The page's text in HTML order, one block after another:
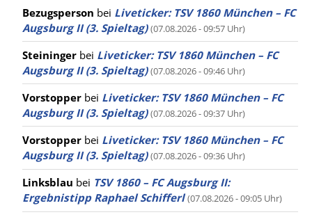
Bezugsperson bei Liveticker: TSV 1860 München – FC
Augsburg II (3. Spieltag) (07.08.2026 - 09:57 Uhr)
Steininger bei Liveticker: TSV 1860 München – FC
Augsburg II (3. Spieltag) (07.08.2026 - 09:46 Uhr)
Vorstopper bei Liveticker: TSV 1860 München – FC
Augsburg II (3. Spieltag) (07.08.2026 - 09:37 Uhr)
Vorstopper bei Liveticker: TSV 1860 München – FC
Augsburg II (3. Spieltag) (07.08.2026 - 09:36 Uhr)
Linksblau bei TSV 1860 – FC Augsburg II:
Ergebnistipp Raphael Schifferl (07.08.2026 - 09:05 Uhr)